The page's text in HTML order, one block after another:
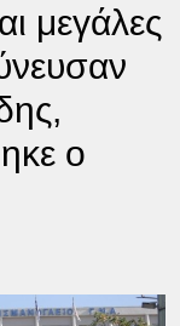
μεγάλες
ο